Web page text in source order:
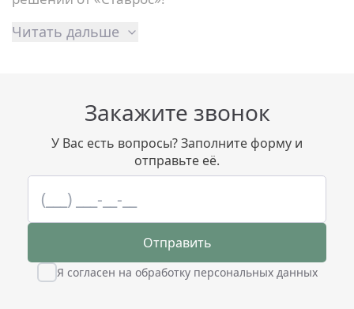
Читать дальше
Закажите звонок
У Вас есть вопросы? Заполните форму и
отправьте её.
Отправить
Я согласен на обработку персональных данных